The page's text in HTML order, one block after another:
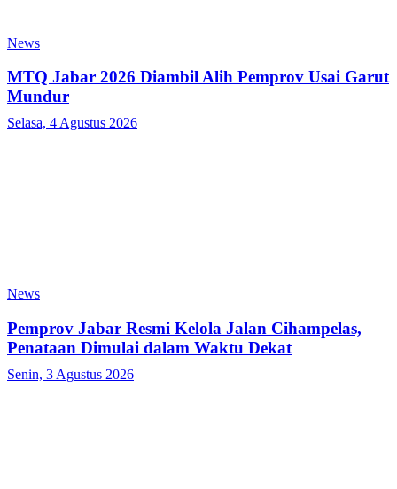
News
MTQ Jabar 2026 Diambil Alih Pemprov Usai Garut
Mundur
Selasa, 4 Agustus 2026
News
Pemprov Jabar Resmi Kelola Jalan Cihampelas,
Penataan Dimulai dalam Waktu Dekat
Senin, 3 Agustus 2026